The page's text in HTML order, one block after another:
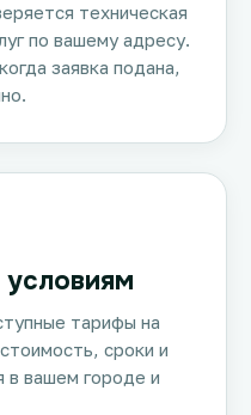
техническая
по вашему адресу.
заявка подана,
условиям
тарифы на
сроки и
в вашем городе и